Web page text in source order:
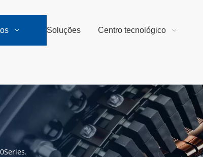
Soluções Centro tecnológico